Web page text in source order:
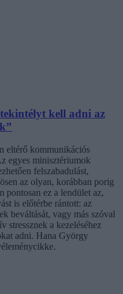
kell adni az
eltérő kommunikációs
egyes minisztériumok
felszabadulást,
az olyan, korábban porig
pontosan ez a lendület az,
is előtérbe rántott: az
beváltását, vagy más szóval
stressznek a kezeléséhez
adni. Hana György